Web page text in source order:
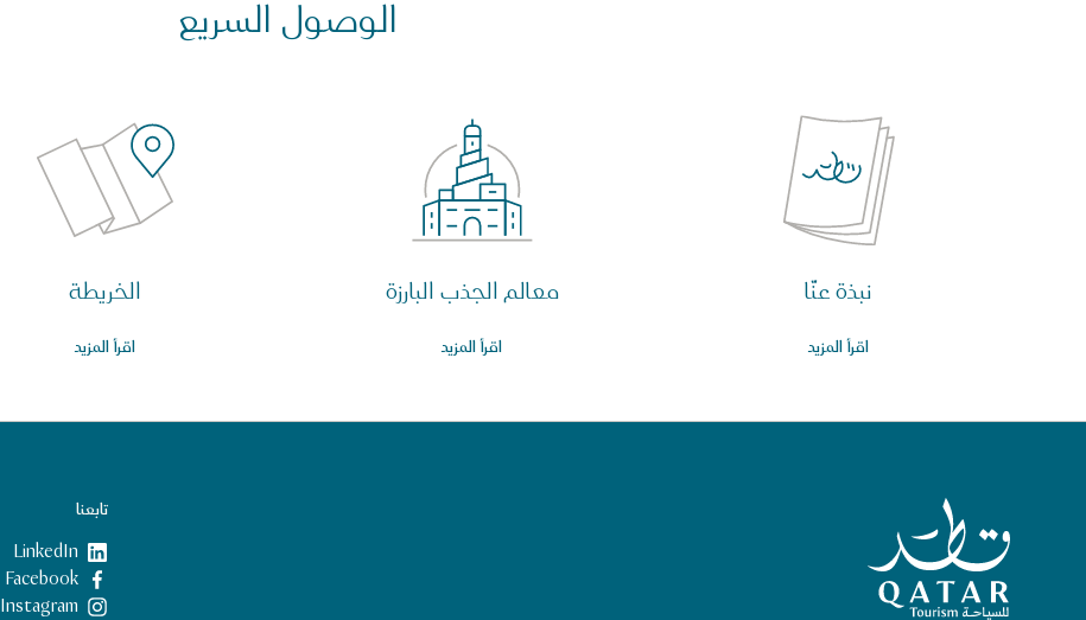
الوصول السريع
نبذة عنّا
اقرأ المزيد
معالم الجذب البارزة
اقرأ المزيد
الخريطة
اقرأ المزيد
الصفحة الرئيسية لقطر للسياحة تابعنا
LinkedIn
‎Facebook‏
‎Instagram‏